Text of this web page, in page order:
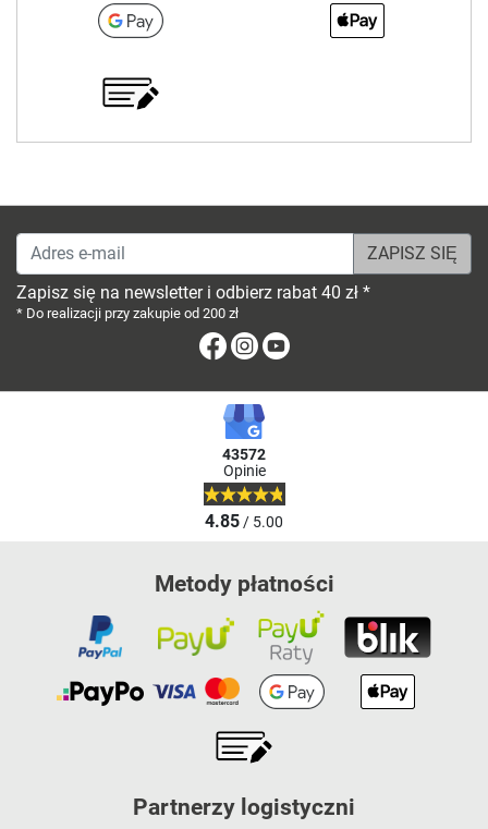
Adres e-mail
Zapisz się na newsletter i odbierz rabat 40 zł *
* Do realizacji przy zakupie od 200 zł
FacebookInstagram
43572
Opinie
4.85/ 5.00
Metody płatności
Partnerzy logistyczni